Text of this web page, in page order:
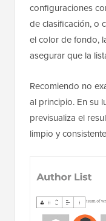
configuraciones
de clasificación, o
el color de fondo,
asegurar que la
Recomiendo no
al principio. En su
previsualiza el
limpio y